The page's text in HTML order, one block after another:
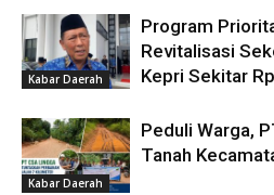
Kabar Daerah
Program
Revitalisasi
Kepri Sekitar
Kabar Daerah
Peduli Warga,
Tanah